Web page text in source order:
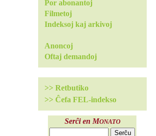
Por abonantoj
Filmetoj
Indeksoj kaj arkivoj
Anoncoj
Oftaj demandoj
>> Retbutiko
>> Ĉefa FEL-indekso
Serĉi en MONATO